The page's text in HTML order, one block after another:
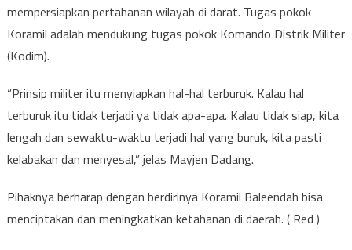
mempersiapkan pertahanan wilayah di darat. Tugas pokok
Koramil adalah mendukung tugas pokok Komando Distrik Militer
(Kodim).
“Prinsip militer itu menyiapkan hal-hal terburuk. Kalau hal
terburuk itu tidak terjadi ya tidak apa-apa. Kalau tidak siap, kita
lengah dan sewaktu-waktu terjadi hal yang buruk, kita pasti
kelabakan dan menyesal,” jelas Mayjen Dadang.
Pihaknya berharap dengan berdirinya Koramil Baleendah bisa
menciptakan dan meningkatkan ketahanan di daerah. ( Red )